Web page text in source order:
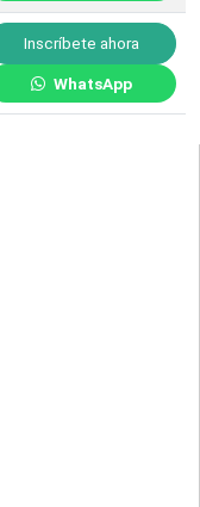
Inscríbete ahora
WhatsApp